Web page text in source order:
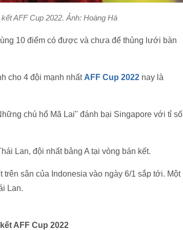
AFF Cup 2022. Ảnh: Hoàng Hà
10 điểm có được và chưa để thủng lưới bàn
cho 4 đội mạnh nhất AFF Cup 2022 nay là
chú hổ Mã Lai" đánh bại Singapore với tỉ số
Lan, đội nhất bảng A tại vòng bán kết.
sân của Indonesia vào ngày 6/1 sắp tới. Một
Lan.
AFF Cup 2022